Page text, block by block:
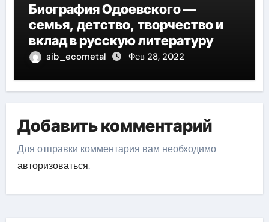
Биография Одоевского —
семья, детство, творчество и
вклад в русскую литературу
sib_ecometal Фев 28, 2022
Добавить комментарий
Для отправки комментария вам необходимо
авторизоваться.